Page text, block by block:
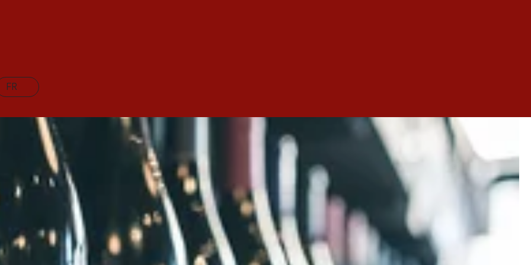
FR
conseils passionnants, intéressants et utiles, allant du jeune cep jusqu'aux vins matures.